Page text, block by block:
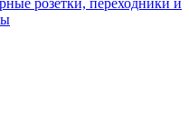
розетки, переходники и